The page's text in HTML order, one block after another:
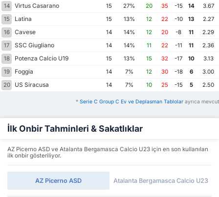
14
Virtus Casarano 15 27% 20 35 -15 14
3.67
15
Latina 15 13% 12 22 -10 13
2.27
16
Cavese 14 14% 12 20 -8 11
2.29
17
SSC Giugliano 14 14% 11 22 -11 11
2.36
18
Potenza Calcio U19 15 13% 15 32 -17 10
3.13
19
Foggia 14 7% 12 30 -18 6
3.00
20
US Siracusa 14 7% 10 25 -15 5 2.50
* Serie C Group C Ev ve Deplasman Tablolar ayrıca mevcut
İlk Onbir Tahminleri & Sakatlıklar
AZ Picerno ASD ve Atalanta Bergamasca Calcio U23 için en son kullanılan
ilk onbir gösteriliyor.
AZ Picerno ASD Atalanta Bergamasca Calcio U23